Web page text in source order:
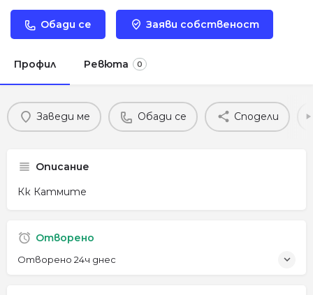
Обади се Заяви собственост
Профил Ревюта 0
Заведи ме Обади се Сподели
Описание
Кк Катмите
Отворено
Отворено 24ч днес